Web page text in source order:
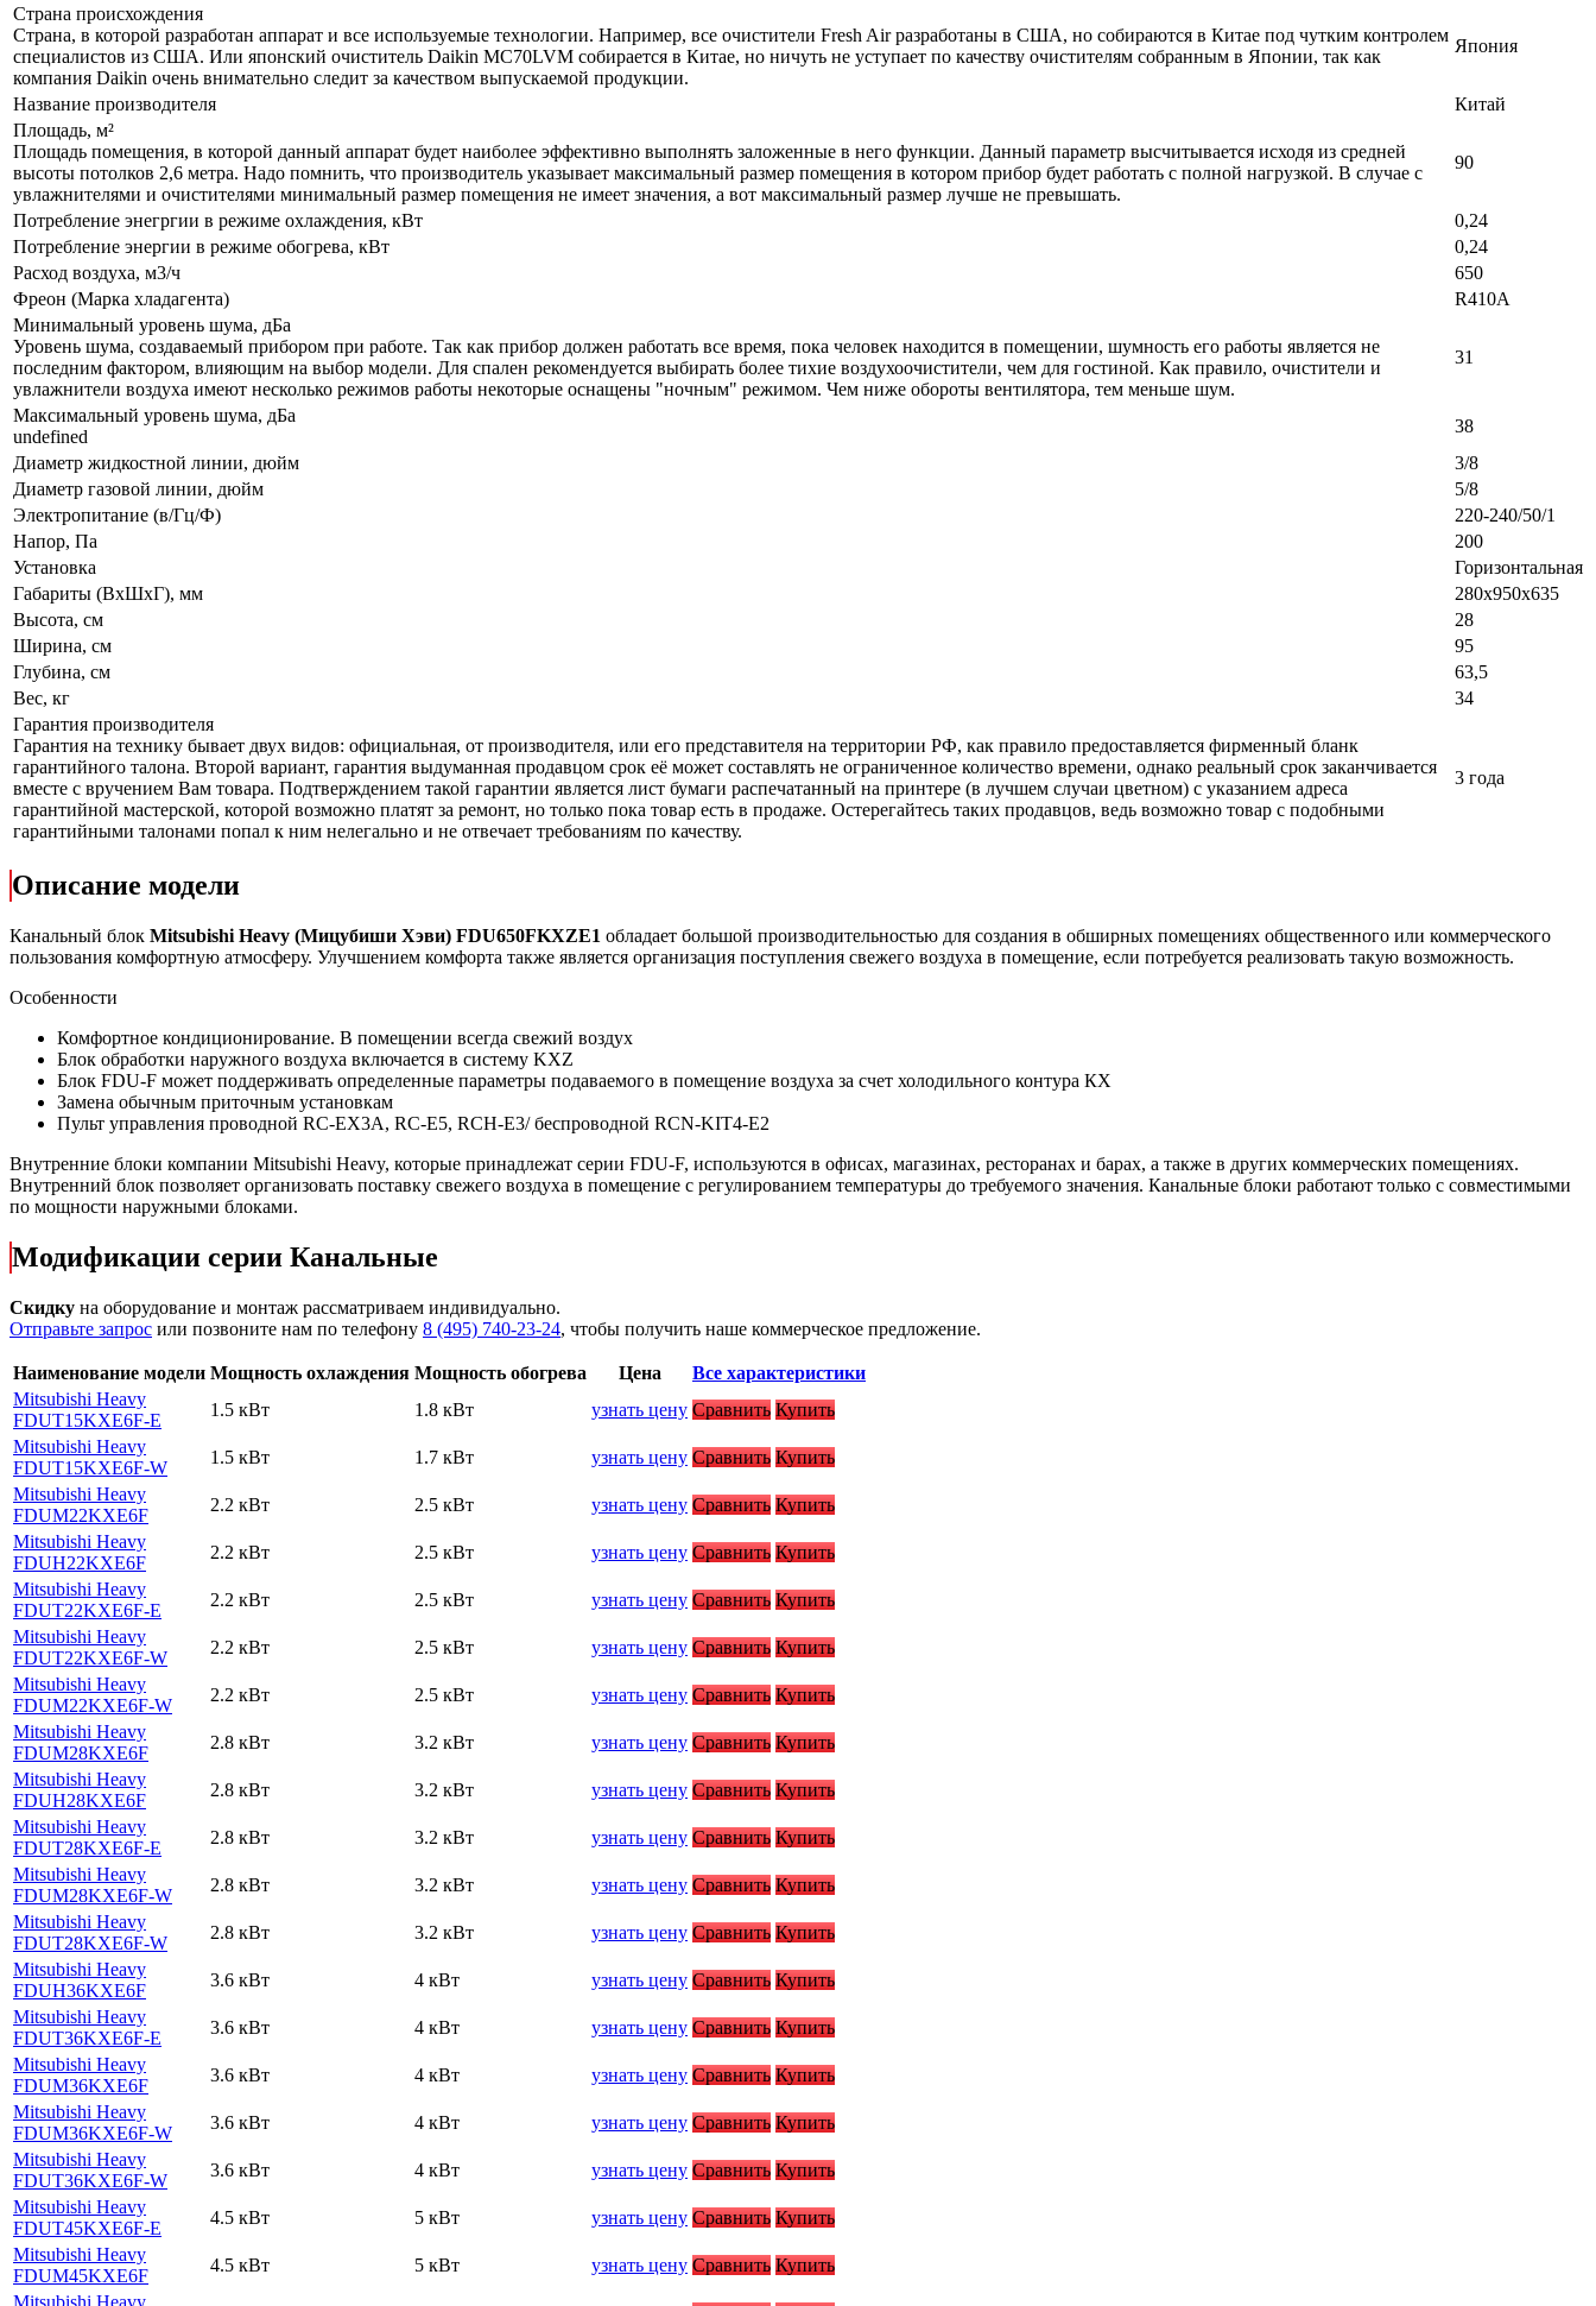
Страна происхождения
Страна, в которой разработан аппарат и все используемые технологии. Например, все очистители Fresh Air разработаны в США, но собираются в Китае под чутким контролем
специалистов из США. Или японский очиститель Daikin MC70LVM собирается в Китае, но ничуть не уступает по качеству очистителям собранным в Японии, так как
компания Daikin очень внимательно следит за качеством выпускаемой продукции.
Япония
Название производителя
Китай
Площадь, м²
Площадь помещения, в которой данный аппарат будет наиболее эффективно выполнять заложенные в него функции. Данный параметр высчитывается исходя из средней
высоты потолков 2,6 метра. Надо помнить, что производитель указывает максимальный размер помещения в котором прибор будет работать с полной нагрузкой. В случае с
увлажнителями и очистителями минимальный размер помещения не имеет значения, а вот максимальный размер лучше не превышать.
90
Потребление энегргии в режиме охлаждения, кВт
0,24
Потребление энергии в режиме обогрева, кВт
0,24
Расход воздуха, м3/ч
650
Фреон (Марка хладагента)
R410A
Минимальный уровень шума, дБа
Уровень шума, создаваемый прибором при работе. Так как прибор должен работать все время, пока человек находится в помещении, шумность его работы является не
последним фактором, влияющим на выбор модели. Для спален рекомендуется выбирать более тихие воздухоочистители, чем для гостиной. Как правило, очистители и
увлажнители воздуха имеют несколько режимов работы некоторые оснащены "ночным" режимом. Чем ниже обороты вентилятора, тем меньше шум.
31
Максимальный уровень шума, дБа
undefined
38
Диаметр жидкостной линии, дюйм
3/8
Диаметр газовой линии, дюйм
5/8
Электропитание (в/Гц/Ф)
220-240/50/1
Напор, Па
200
Установка
Горизонтальная
Габариты (ВxШxГ), мм
280x950x635
Высота, см
28
Ширина, см
95
Глубина, см
63,5
Вес, кг
34
Гарантия производителя
Гарантия на технику бывает двух видов: официальная, от производителя, или его представителя на территории РФ, как правило предоставляется фирменный бланк
гарантийного талона. Второй вариант, гарантия выдуманная продавцом срок её может составлять не ограниченное количество времени, однако реальный срок заканчивается
вместе с вручением Вам товара. Подтверждением такой гарантии является лист бумаги распечатанный на принтере (в лучшем случаи цветном) с указанием адреса
гарантийной мастерской, которой возможно платят за ремонт, но только пока товар есть в продаже. Остерегайтесь таких продавцов, ведь возможно товар с подобными
гарантийными талонами попал к ним нелегально и не отвечает требованиям по качеству.
3 года
Описание модели
Канальный блок Mitsubishi Heavy (Мицубиши Хэви) FDU650FKXZE1 обладает большой производительностью для создания в обширных помещениях общественного или коммерческого
пользования комфортную атмосферу. Улучшением комфорта также является организация поступления свежего воздуха в помещение, если потребуется реализовать такую возможность.
Особенности
Комфортное кондиционирование. В помещении всегда свежий воздух
Блок обработки наружного воздуха включается в систему KXZ
Блок FDU-F может поддерживать определенные параметры подаваемого в помещение воздуха за счет холодильного контура КХ
Замена обычным приточным установкам
Пульт управления проводной RC-EX3A, RC-E5, RCH-E3/ беспроводной RCN-KIT4-E2
Внутренние блоки компании Mitsubishi Heavy, которые принадлежат серии FDU-F, используются в офисах, магазинах, ресторанах и барах, а также в других коммерческих помещениях.
Внутренний блок позволяет организовать поставку свежего воздуха в помещение с регулированием температуры до требуемого значения. Канальные блоки работают только с совместимыми
по мощности наружными блоками.
Модификации серии Канальные
Скидку на оборудование и монтаж рассматриваем индивидуально.
Отправьте запрос или позвоните нам по телефону 8 (495) 740-23-24, чтобы получить наше коммерческое предложение.
Наименование модели Мощность охлаждения Мощность обогрева Цена
Все характеристики
Mitsubishi Heavy
FDUT15KXE6F-E
1.5 кВт 1.8 кВт узнать цену Сравнить Купить
Mitsubishi Heavy
FDUT15KXE6F-W
1.5 кВт 1.7 кВт узнать цену Сравнить Купить
Mitsubishi Heavy
FDUM22KXE6F
2.2 кВт 2.5 кВт узнать цену Сравнить Купить
Mitsubishi Heavy
FDUH22KXE6F
2.2 кВт 2.5 кВт узнать цену Сравнить Купить
Mitsubishi Heavy
FDUT22KXE6F-E
2.2 кВт 2.5 кВт узнать цену Сравнить Купить
Mitsubishi Heavy
FDUT22KXE6F-W
2.2 кВт 2.5 кВт узнать цену Сравнить Купить
Mitsubishi Heavy
FDUM22KXE6F-W
2.2 кВт 2.5 кВт узнать цену Сравнить Купить
Mitsubishi Heavy
FDUM28KXE6F
2.8 кВт 3.2 кВт узнать цену Сравнить Купить
Mitsubishi Heavy
FDUH28KXE6F
2.8 кВт 3.2 кВт узнать цену Сравнить Купить
Mitsubishi Heavy
FDUT28KXE6F-E
2.8 кВт 3.2 кВт узнать цену Сравнить Купить
Mitsubishi Heavy
FDUM28KXE6F-W
2.8 кВт 3.2 кВт узнать цену Сравнить Купить
Mitsubishi Heavy
FDUT28KXE6F-W
2.8 кВт 3.2 кВт узнать цену Сравнить Купить
Mitsubishi Heavy
FDUH36KXE6F
3.6 кВт 4 кВт узнать цену Сравнить Купить
Mitsubishi Heavy
FDUT36KXE6F-E
3.6 кВт 4 кВт узнать цену Сравнить Купить
Mitsubishi Heavy
FDUM36KXE6F
3.6 кВт 4 кВт узнать цену Сравнить Купить
Mitsubishi Heavy
FDUM36KXE6F-W
3.6 кВт 4 кВт узнать цену Сравнить Купить
Mitsubishi Heavy
FDUT36KXE6F-W
3.6 кВт 4 кВт узнать цену Сравнить Купить
Mitsubishi Heavy
FDUT45KXE6F-E
4.5 кВт 5 кВт узнать цену Сравнить Купить
Mitsubishi Heavy
FDUM45KXE6F
4.5 кВт 5 кВт узнать цену Сравнить Купить
Mitsubishi Heavy